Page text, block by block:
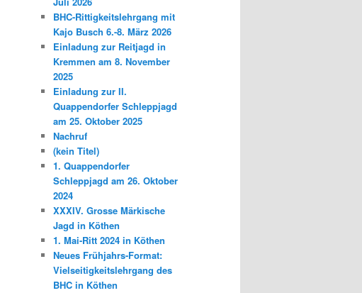
BHC-Rittigkeitslehrgang mit
Kajo Busch 6.-8. März 2026
Einladung zur Reitjagd in
Kremmen am 8. November
2025
Einladung zur II.
Quappendorfer Schleppjagd
am 25. Oktober 2025
Nachruf
(kein Titel)
1. Quappendorfer
Schleppjagd am 26. Oktober
2024
XXXIV. Grosse Märkische
Jagd in Köthen
1. Mai-Ritt 2024 in Köthen
Neues Frühjahrs-Format:
Vielseitigkeitslehrgang des
BHC in Köthen